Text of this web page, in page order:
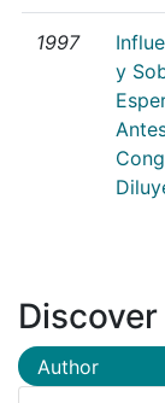
1997
y
Discover
Author